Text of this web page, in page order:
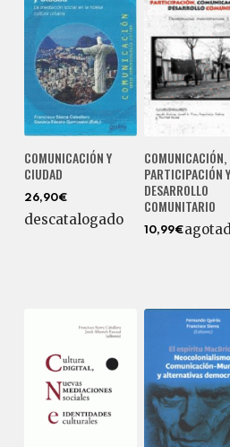
COMUNICACIÓN Y
CIUDAD
26,90€
descatalogado
COMUNICACIÓN,
PARTICIPACIÓN Y
DESARROLLO
COMUNITARIO
10,99€